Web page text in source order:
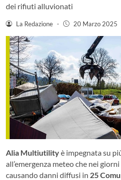
dei rifiuti alluvionati
La Redazione - 20 Marzo 2025
Alia Multiutilityè impegnata su
all’emergenza meteo che nei
causando danni diffusi in 25